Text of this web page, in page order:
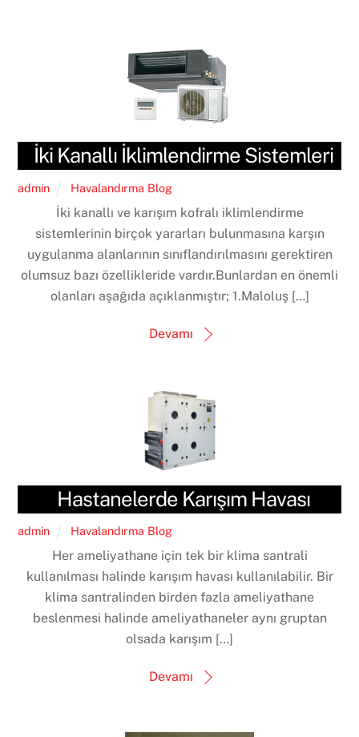
İki Kanallı İklimlendirme Sistemleri
admin Havalandırma Blog
İki kanallı ve karışım kofralı iklimlendirme
sistemlerinin birçok yararları bulunmasına karşın
uygulanma alanlarının sınıflandırılmasını gerektiren
olumsuz bazı özellikleride vardır.Bunlardan en önemli
olanları aşağıda açıklanmıştır; 1.Maloluş […]
Devamı
Hastanelerde Karışım Havası
admin Havalandırma Blog
Her ameliyathane için tek bir klima santrali
kullanılması halinde karışım havası kullanılabilir. Bir
klima santralinden birden fazla ameliyathane
beslenmesi halinde ameliyathaneler aynı gruptan
olsada karışım […]
Devamı